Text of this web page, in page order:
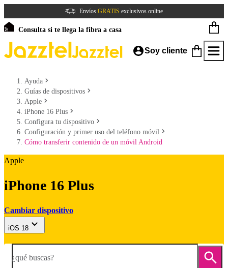
Envíos GRATIS exclusivos online
Consulta si te llega la fibra a casa
Soy cliente
Ayuda
Guías de dispositivos
Apple
iPhone 16 Plus
Configura tu dispositivo
Configuración y primer uso del teléfono móvil
Cómo transferir contenido de un móvil Android
Apple
iPhone 16 Plus
Cambiar dispositivo
iOS 18
¿qué buscas?